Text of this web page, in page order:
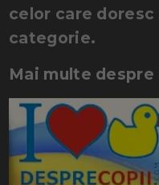
celor care
categorie.
Mai multe despre